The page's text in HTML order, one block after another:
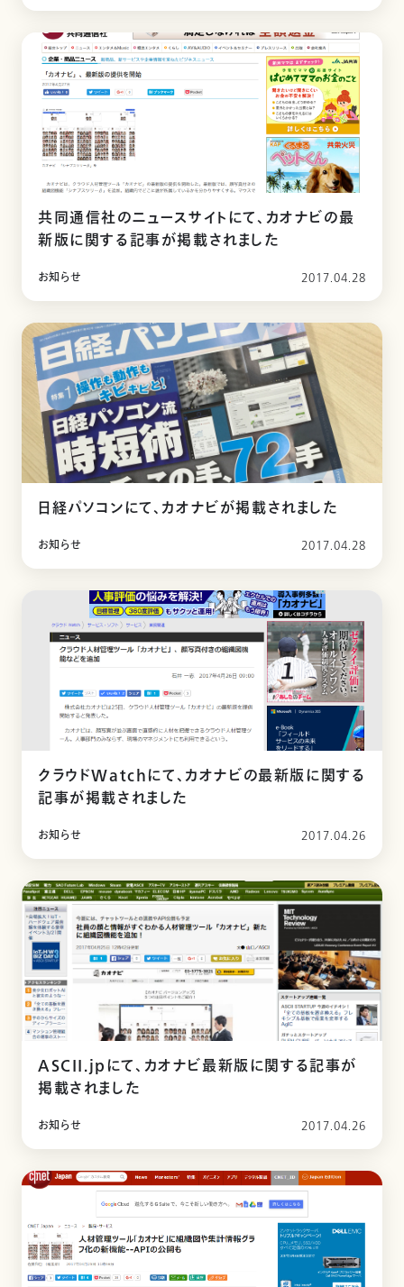
共同通信社のニュースサイトにて、カオナビの最
新版に関する記事が掲載されました
お知らせ 2017.04.28
日経パソコンにて、カオナビが掲載されました
お知らせ 2017.04.28
クラウドWatchにて、カオナビの最新版に関する
記事が掲載されました
お知らせ 2017.04.26
ASCII.jpにて、カオナビ最新版に関する記事が
掲載されました
お知らせ 2017.04.26